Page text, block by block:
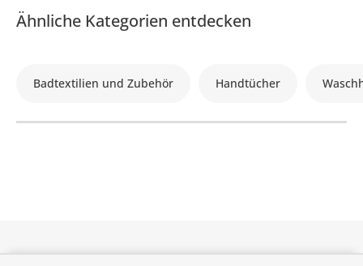
Ähnliche Kategorien entdecken
Badtextilien und Zubehör Handtücher